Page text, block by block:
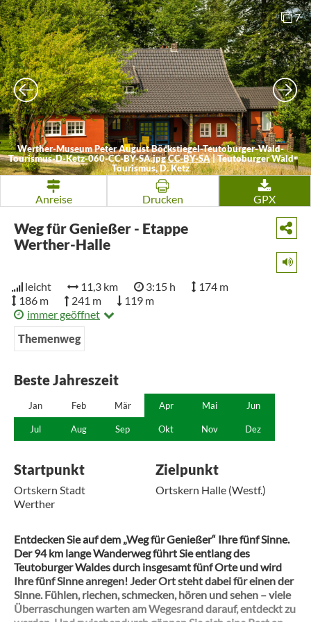
Werther-Museum Peter August Böckstiegel-Teutoburger-Wald-
Tourismus-D-Ketz-060-CC-BY-SA.jpgCC-BY-SA|Teutoburger Wald
Tourismus, D. Ketz
7
Anreise Drucken GPX
Weg für Genießer - Etappe
Werther-Halle
leicht 11,3 km 3:15 h
174 m
186 m
241 m
119 m
immer geöffnet
Themenweg
Beste Jahreszeit
Jan Feb Mär Apr Mai Jun
Jul Aug Sep Okt Nov Dez
Startpunkt
Ortskern Stadt
Werther
Zielpunkt
Ortskern Halle (Westf.)
Entdecken Sie auf dem „Weg für Genießer“ Ihre fünf Sinne.
Der 94 km lange Wanderweg führt Sie entlang des
Teutoburger Waldes durch insgesamt fünf Orte und wird
Ihre fünf Sinne anregen! Jeder Ort steht dabei für einen der
Sinne. Fühlen, riechen, schmecken, hören und sehen – viele
Überraschungen warten am Wegesrand darauf, entdeckt zu